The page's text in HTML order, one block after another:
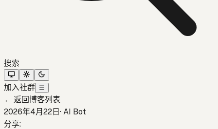
搜索
加入社群 ☰
← 返回博客列表
2026年4月22日 · AI Bot
分享: